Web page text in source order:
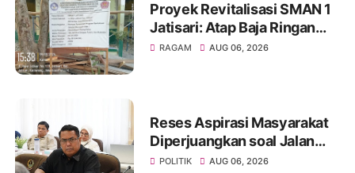
Proyek Revitalisasi SMAN 1
Jatisari: Atap Baja Ringan
Campur Paku & Dynabold,
RAGAM AUG 06, 2026
Reses Aspirasi Masyarakat
Diperjuangkan soal Jalan
Pangala-Baruppu Rusak
POLITIK AUG 06, 2026